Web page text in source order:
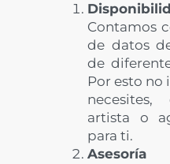
Contamos
de datos
de
Por esto no
necesites,
artista o
para ti.
Asesoría